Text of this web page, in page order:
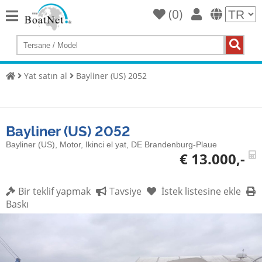
Home
Yat
al
Ticari
satıcı
satıcı
Müzayede
(0)
Yat satın al Bayliner (US) 2052
Bayliner (US) 2052
Bayliner (US), Motor, Ikinci el yat, DE Brandenburg-Plaue
€ 13.000,-
Bir teklif yapmak Tavsiye
İstek listesine ekle
Baskı